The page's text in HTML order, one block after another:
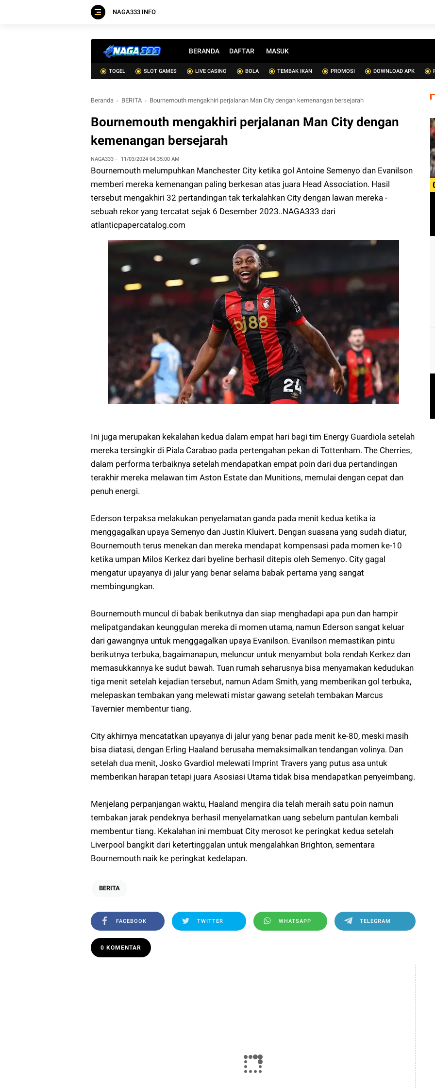
NAGA333 INFO
BERANDA DAFTAR MASUK
TOGEL SLOT GAMES LIVE CASINO BOLA TEMBAK IKAN PROMOSI DOWNLOAD APK
Beranda BERITA Bournemouth mengakhiri perjalanan Man City dengan kemenangan bersejarah
Bournemouth mengakhiri perjalanan Man City dengan
kemenangan bersejarah
NAGA333 11/03/2024 04:35:00 AM
Bournemouth melumpuhkan Manchester City ketika gol Antoine Semenyo dan Evanilson
memberi mereka kemenangan paling berkesan atas juara Head Association. Hasil
tersebut mengakhiri 32 pertandingan tak terkalahkan City dengan lawan mereka -
sebuah rekor yang tercatat sejak 6 Desember 2023..NAGA333 dari
atlanticpapercatalog.com
Ini juga merupakan kekalahan kedua dalam empat hari bagi tim Energy Guardiola setelah
mereka tersingkir di Piala Carabao pada pertengahan pekan di Tottenham. The Cherries,
dalam performa terbaiknya setelah mendapatkan empat poin dari dua pertandingan
terakhir mereka melawan tim Aston Estate dan Munitions, memulai dengan cepat dan
penuh energi.
Ederson terpaksa melakukan penyelamatan ganda pada menit kedua ketika ia
menggagalkan upaya Semenyo dan Justin Kluivert. Dengan suasana yang sudah diatur,
Bournemouth terus menekan dan mereka mendapat kompensasi pada momen ke-10
ketika umpan Milos Kerkez dari byeline berhasil ditepis oleh Semenyo. City gagal
mengatur upayanya di jalur yang benar selama babak pertama yang sangat
membingungkan.
Bournemouth muncul di babak berikutnya dan siap menghadapi apa pun dan hampir
melipatgandakan keunggulan mereka di momen utama, namun Ederson sangat keluar
dari gawangnya untuk menggagalkan upaya Evanilson. Evanilson memastikan pintu
berikutnya terbuka, bagaimanapun, meluncur untuk menyambut bola rendah Kerkez dan
memasukkannya ke sudut bawah. Tuan rumah seharusnya bisa menyamakan kedudukan
tiga menit setelah kejadian tersebut, namun Adam Smith, yang memberikan gol terbuka,
melepaskan tembakan yang melewati mistar gawang setelah tembakan Marcus
Tavernier membentur tiang.
City akhirnya mencatatkan upayanya di jalur yang benar pada menit ke-80, meski masih
bisa diatasi, dengan Erling Haaland berusaha memaksimalkan tendangan volinya. Dan
setelah dua menit, Josko Gvardiol melewati Imprint Travers yang putus asa untuk
memberikan harapan tetapi juara Asosiasi Utama tidak bisa mendapatkan penyeimbang.
Menjelang perpanjangan waktu, Haaland mengira dia telah meraih satu poin namun
tembakan jarak pendeknya berhasil menyelamatkan uang sebelum pantulan kembali
membentur tiang. Kekalahan ini membuat City merosot ke peringkat kedua setelah
Liverpool bangkit dari ketertinggalan untuk mengalahkan Brighton, sementara
Bournemouth naik ke peringkat kedelapan.
BERITA
FACEBOOK TWITTER WHATSAPP TELEGRAM
0 KOMENTAR